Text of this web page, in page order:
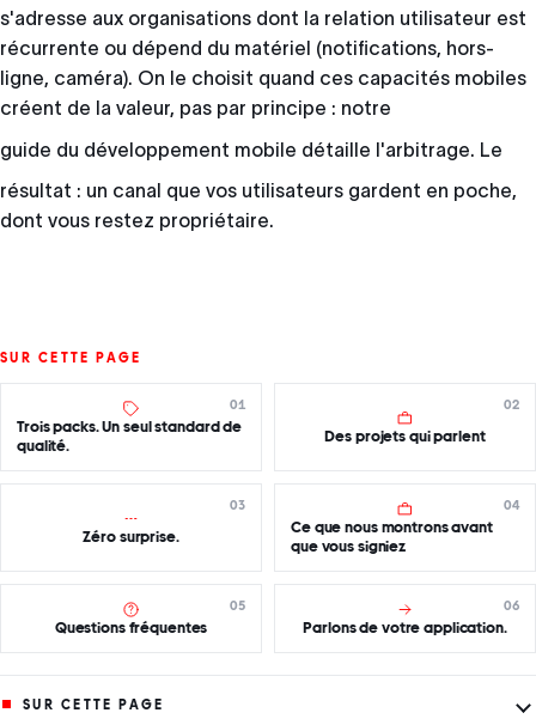
s'adresse aux organisations dont la relation utilisateur est
récurrente ou dépend du matériel (notifications, hors-
ligne, caméra). On le choisit quand ces capacités mobiles
créent de la valeur, pas par principe : notre
guide du développement mobile détaille l'arbitrage. Le
résultat : un canal que vos utilisateurs gardent en poche,
dont vous restez propriétaire.
SUR CETTE PAGE
01
Trois packs. Un seul standard de
qualité.
02
Des projets qui parlent
03
Zéro surprise.
04
Ce que nous montrons avant
que vous signiez
05
Questions fréquentes
06
Parlons de votre application.
SUR CETTE PAGE